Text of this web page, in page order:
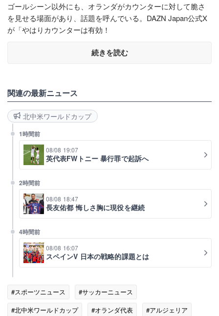
ゴールシーン以外にも、オランダがカウンターに対して脆さ
を見せる場面があり、話題を呼んでいる。DAZN Japan公式X
が「やはりカウンターは有効！
続きを読む
関連の最新ニュース
北中米ワールドカップ
1時間前
08/08 19:07
英代表FWトニー 暴行罪で起訴へ
2時間前
08/08 18:47
長友佑都 悔しさ胸に現役を継続
4時間前
08/08 16:07
スペインV 日本の戦略的課題とは
#スポーツニュース
#サッカーニュース
#北中米ワールドカップ
#オランダ代表
#アルジェリア